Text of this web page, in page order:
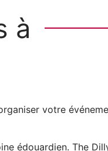
à
votre
édouardien. The